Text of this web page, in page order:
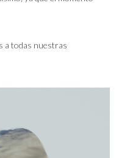
a todas nuestras